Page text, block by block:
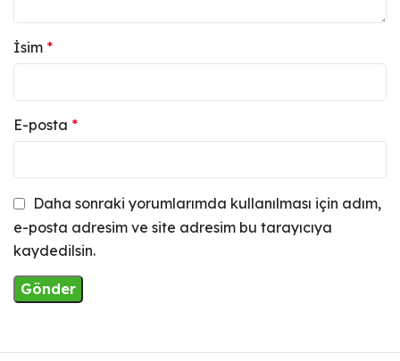
İsim *
E-posta *
Daha sonraki yorumlarımda kullanılması için adım,
e-posta adresim ve site adresim bu tarayıcıya
kaydedilsin.